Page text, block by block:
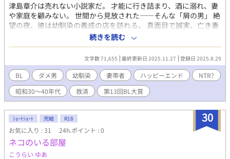
津島章介は売れない小説家だ。 才能に行き詰まり、酒に溺れ、妻
や家庭を顧みない。 世間から見放された――そんな「屑の男」 絶
望の夜、彼は幼馴染の義成の店を訪れる。 真面目で誠実、亡き妻
との子を育てながら小さな店を切り盛りするその男は、章介の唯
一の友だった。 傲慢で高いプライドに隠された、底なしの自己嫌
悪に飲みこまれてゆく章介。 腐りきった心。自分を嫌悪しつつ、
誰かを貶めずには生きられない。 それでも――ほんの一瞬、愛さ
れたいと願ってしまう。 堕ちていく先で彼を待つのは、さらなる
地獄か。それとも救済か。 闇BLから始まる、愛と赦しの物語。
ハピエン保証ですが、私の作品史上最悪のクズ男展開が続きます
っ！ 堕ちた男がどう救われるのか!? ぜひ最後まで見届けてくだ
さい！ ※ 時代背景の描写のため、実在の作品・人物名が登場しま
すが、本作はフィクションです。 ※ 本文には、昭和30年代当時の
同性愛に対する社会的偏見を示す表現が含まれています。これら
は、精神病であると見なされたり、家族との縁を切られることも
あった当時の社会風潮を表現するためのものであり、現代の
続きを読む
文字数 71,655 最終更新日 2025.11.27 登録日 2025.8.29
BL ダメ男 幼馴染 妻帯者 ハッピーエンド
NTR?
昭和30～40年代
救済 第13回BL大賞
30
ｼｮｰﾄｼｮｰﾄ 完結 R18
お気に入り : 31 24h.ポイント : 0
ネコのいる部屋
こうらい ゆあ